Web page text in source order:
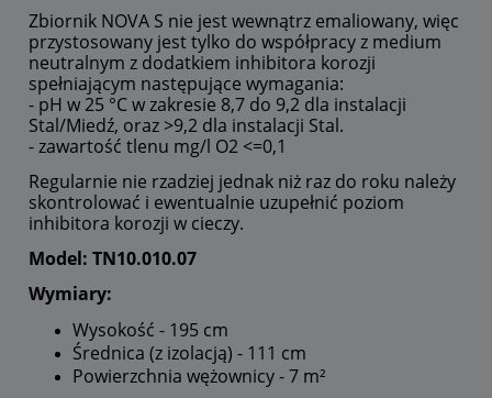
Zbiornik NOVA S nie jest wewnątrz emaliowany, więc
przystosowany jest tylko do współpracy z medium
neutralnym z dodatkiem inhibitora korozji
spełniającym następujące wymagania:
- pH w 25 °C w zakresie 8,7 do 9,2 dla instalacji
Stal/Miedź, oraz >9,2 dla instalacji Stal.
- zawartość tlenu mg/l O2 <=0,1
Regularnie nie rzadziej jednak niż raz do roku należy
skontrolować i ewentualnie uzupełnić poziom
inhibitora korozji w cieczy.
Model: TN10.010.07
Wymiary:
Wysokość - 195 cm
Średnica (z izolacją) - 111 cm
Powierzchnia wężownicy - 7 m²